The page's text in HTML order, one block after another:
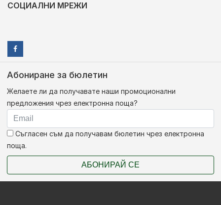
СОЦИАЛНИ МРЕЖИ
Абониране за бюлетин
Желаете ли да получавате наши промоционални
предложения чрез електронна поща?
Съгласен съм да получавам бюлетин чрез електронна
поща.
АБОНИРАЙ СЕ